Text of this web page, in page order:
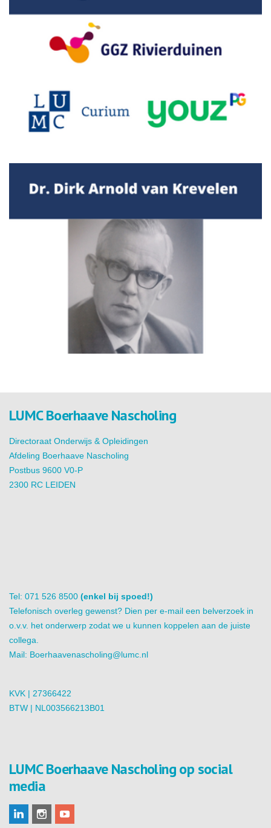
LUMC Boerhaave Nascholing
Directoraat Onderwijs & Opleidingen
Afdeling Boerhaave Nascholing
Postbus 9600 V0-P
2300 RC LEIDEN
Tel: 071 526 8500 (enkel bij spoed!)
Telefonisch overleg gewenst? Dien per e-mail een belverzoek in
o.v.v. het onderwerp zodat we u kunnen koppelen aan de juiste
collega.
Mail: Boerhaavenascholing@lumc.nl
KVK | 27366422
BTW | NL003566213B01
LUMC Boerhaave Nascholing op social
media